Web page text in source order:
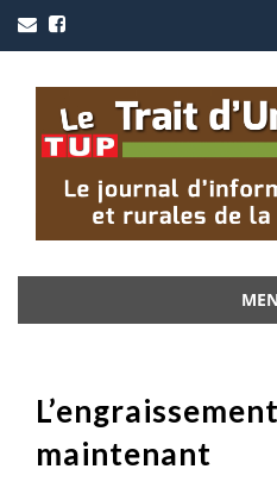
au
contenu
maintenant